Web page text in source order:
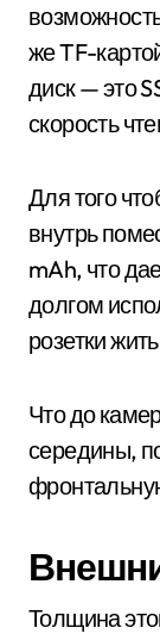
же TF-
диск — это
скорость
Для того
внутрь
mAh, что
долгом
розетки
Что до
середины,
Толщина